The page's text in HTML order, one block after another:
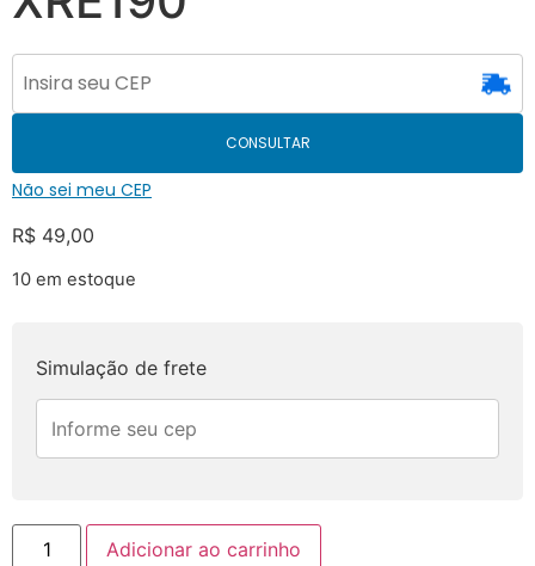
CONSULTAR
Não sei meu CEP
R$ 49,00
10 em estoque
Simulação de frete
Adicionar ao carrinho